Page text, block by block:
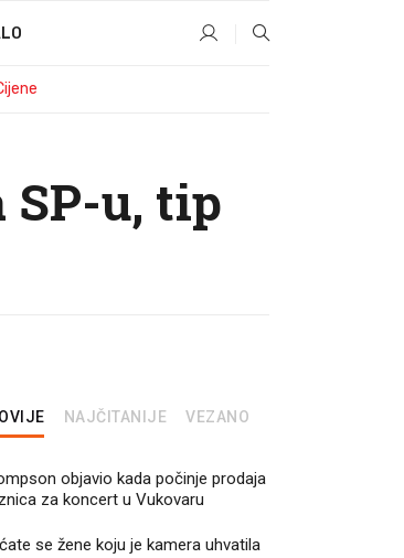
u, tip
NAJČITANIJE VEZANO
objavio kada počinje prodaja
za koncert u Vukovaru
se žene koju je kamera uhvatila